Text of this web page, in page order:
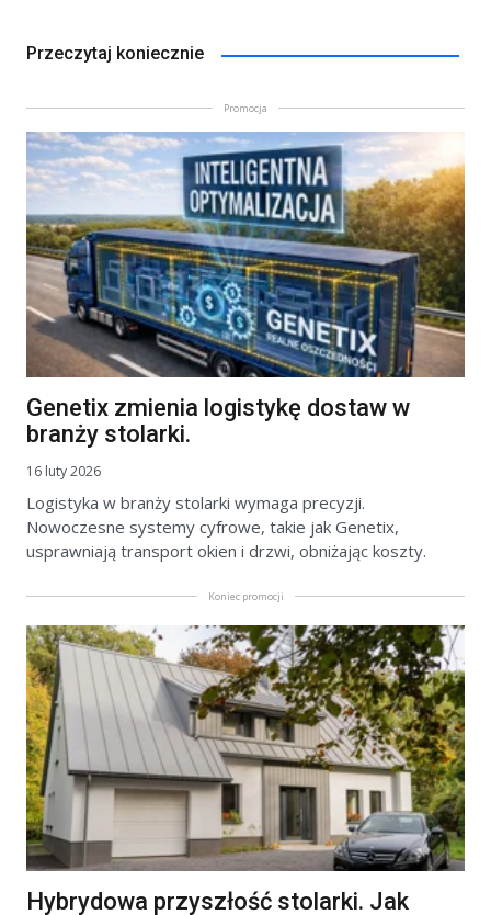
Przeczytaj koniecznie
Promocja
Genetix zmienia logistykę dostaw w
branży stolarki.
16 luty 2026
Logistyka w branży stolarki wymaga precyzji.
Nowoczesne systemy cyfrowe, takie jak Genetix,
usprawniają transport okien i drzwi, obniżając koszty.
Koniec promocji
Hybrydowa przyszłość stolarki. Jak